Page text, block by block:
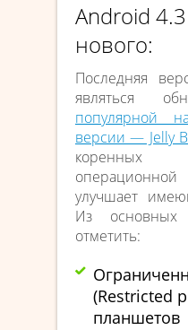
Android
нового:
Последняя
являться
популярной
версии — Jelly
коренных
улучшает
Из основных
отметить:
(Restricted
планшетов